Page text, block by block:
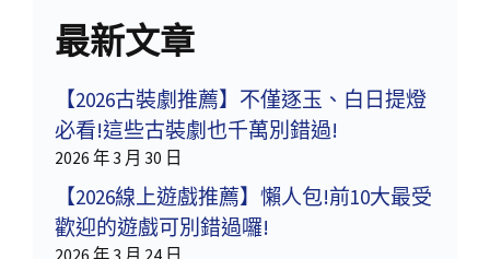
最新文章
【2026古裝劇推薦】不僅逐玉、白日提燈
必看!這些古裝劇也千萬別錯過!
2026 年 3 月 30 日
【2026線上遊戲推薦】懶人包!前10大最受
歡迎的遊戲可別錯過囉!